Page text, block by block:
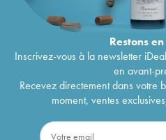
Restons en
Inscrivez-vous à la newsletter
en avant-
Recevez directement dans votre
moment, ventes